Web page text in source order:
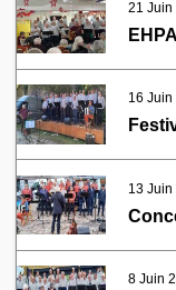
21 Juin
16 Juin
13 Juin
8 Juin